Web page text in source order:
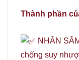
Thành phần
NHÂN
chống suy